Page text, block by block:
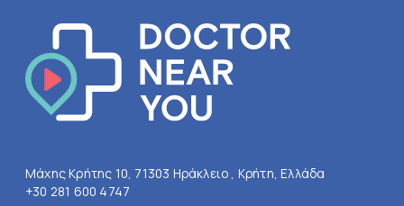
Μάχης Κρήτης 10, 71303 Ηράκλειο , Κρήτη, Ελλάδα
+30 281 600 4747